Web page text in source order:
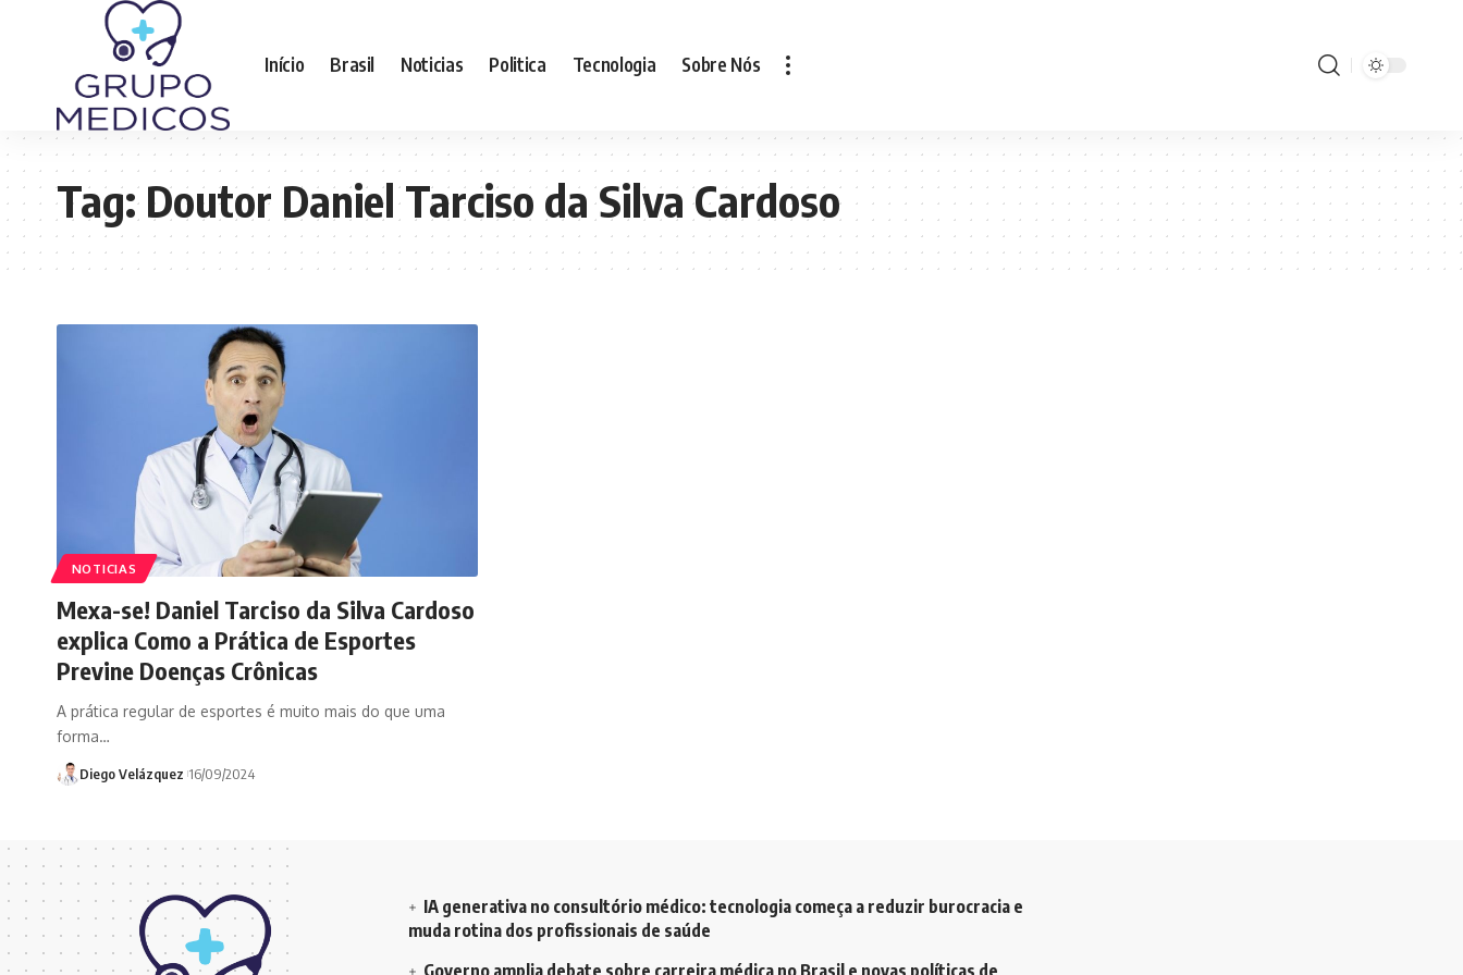
Início Brasil Noticias Politica Tecnologia Sobre Nós
Tag:Doutor Daniel Tarciso da Silva Cardoso
NOTICIAS
Mexa-se! Daniel Tarciso da Silva Cardoso
explica Como a Prática de Esportes
Previne Doenças Crônicas
A prática regular de esportes é muito mais do que uma
forma…
Diego Velázquez 16/09/2024
IA generativa no consultório médico: tecnologia começa a reduzir burocracia e
muda rotina dos profissionais de saúde
Governo amplia debate sobre carreira médica no Brasil e novas políticas de